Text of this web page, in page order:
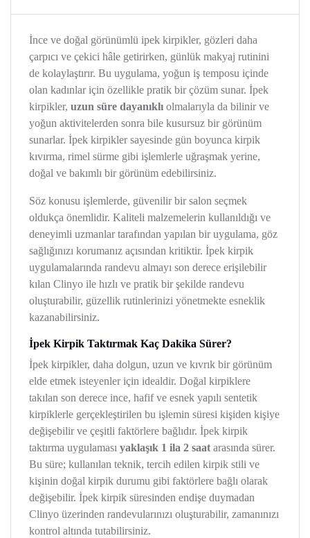
İnce ve doğal görünümlü ipek kirpikler, gözleri daha
çarpıcı ve çekici hâle getirirken, günlük makyaj rutinini
de kolaylaştırır. Bu uygulama, yoğun iş temposu içinde
olan kadınlar için özellikle pratik bir çözüm sunar. İpek
kirpikler, uzun süre dayanıklı olmalarıyla da bilinir ve
yoğun aktivitelerden sonra bile kusursuz bir görünüm
sunarlar. İpek kirpikler sayesinde gün boyunca kirpik
kıvırma, rimel sürme gibi işlemlerle uğraşmak yerine,
doğal ve bakımlı bir görünüm edebilirsiniz.
Söz konusu işlemlerde, güvenilir bir salon seçmek
oldukça önemlidir. Kaliteli malzemelerin kullanıldığı ve
deneyimli uzmanlar tarafından yapılan bir uygulama, göz
sağlığınızı korumanız açısından kritiktir. İpek kirpik
uygulamalarında randevu almayı son derece erişilebilir
kılan Clinyo ile hızlı ve pratik bir şekilde randevu
oluşturabilir, güzellik rutinlerinizi yönetmekte esneklik
kazanabilirsiniz.
İpek Kirpik Taktırmak Kaç Dakika Sürer?
İpek kirpikler, daha dolgun, uzun ve kıvrık bir görünüm
elde etmek isteyenler için idealdir. Doğal kirpiklere
takılan son derece ince, hafif ve esnek yapılı sentetik
kirpiklerle gerçekleştirilen bu işlemin süresi kişiden kişiye
değişebilir ve çeşitli faktörlere bağlıdır. İpek kirpik
taktırma uygulaması yaklaşık 1 ila 2 saatarasında sürer.
Bu süre; kullanılan teknik, tercih edilen kirpik stili ve
kişinin doğal kirpik durumu gibi faktörlere bağlı olarak
değişebilir. İpek kirpik süresinden endişe duymadan
Clinyo üzerinden randevularınızı oluşturabilir, zamanınızı
kontrol altında tutabilirsiniz.